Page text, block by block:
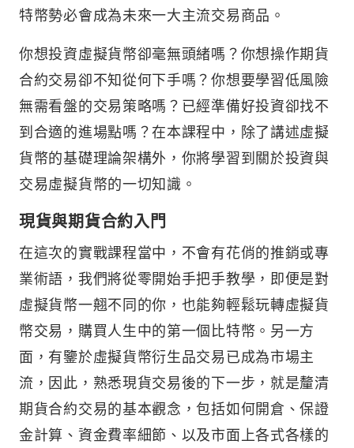
特幣勢必會成為未來一大主流交易商品。
你想投資虛擬貨幣卻毫無頭緒嗎？你想操作期貨
合約交易卻不知從何下手嗎？你想要學習低風險
無需看盤的交易策略嗎？已經準備好投資卻找不
到合適的進場點嗎？在本課程中，除了講述虛擬
貨幣的基礎理論架構外，你將學習到關於投資與
交易虛擬貨幣的一切知識。
現貨與期貨合約入門
在這次的實戰課程當中，不會有花俏的推銷或專
業術語，我們將從零開始手把手教學，即便是對
虛擬貨幣一翹不同的你，也能夠輕鬆玩轉虛擬貨
幣交易，購買人生中的第一個比特幣。另一方
面，有鑒於虛擬貨幣衍生品交易已成為市場主
流，因此，熟悉現貨交易後的下一步，就是釐清
期貨合約交易的基本觀念，包括如何開倉、保證
金計算、資金費率細節、以及市面上各式各樣的